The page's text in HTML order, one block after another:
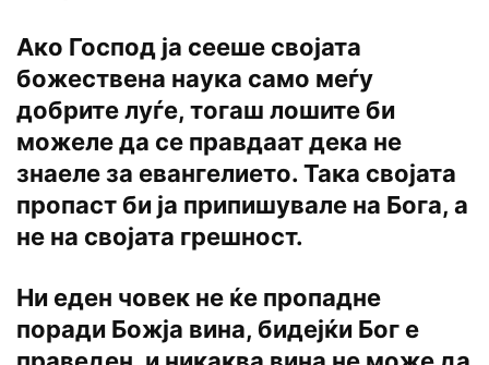
Ако Господ јa сееше својата
божествена наука само меѓу
добрите луѓе, тогаш лошите би
можеле да се правдаат дека не
знаеле за евангелието. Така својата
пропаст би ја припишувале на Бога, a
не на својата грешност.
Ни еден човек не ќе пропадне
поради Божја вина, бидејќи Бог e